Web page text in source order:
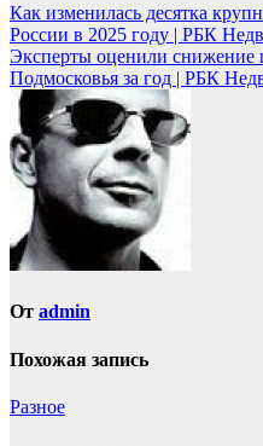
Навигация
по
записям
Как изменилась десятка
России в 2025 году | РБК
Эксперты оценили снижение
Подмосковья за год | РБК
От admin
Похожая запись
Разное